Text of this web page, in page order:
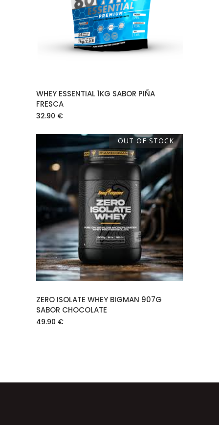
AÑADIR AL CARRITO
WHEY ESSENTIAL 1KG SABOR PIÑA
FRESCA
32.90 €
OUT OF STOCK
LEER MÁS
ZERO ISOLATE WHEY BIGMAN 907G
SABOR CHOCOLATE
49.90 €